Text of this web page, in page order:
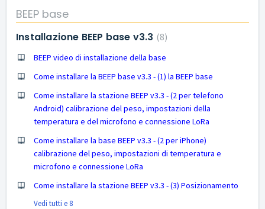
BEEP base
Installazione BEEP base v3.3 8
BEEP video di installazione della base
Come installare la BEEP base v3.3 - (1) la BEEP base
Come installare la stazione BEEP v3.3 - (2 per telefono
Android) calibrazione del peso, impostazioni della
temperatura e del microfono e connessione LoRa
Come installare la base BEEP v3.3 - (2 per iPhone)
calibrazione del peso, impostazioni di temperatura e
microfono e connessione LoRa
Come installare la stazione BEEP v3.3 - (3) Posizionamento
Vedi tutti e 8